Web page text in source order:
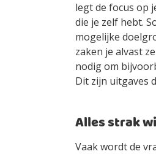
legt de focus op
die je zelf hebt.
mogelijke
zaken je alvast
nodig om
Dit zijn uitgaves
Alles strak
Vaak wordt de